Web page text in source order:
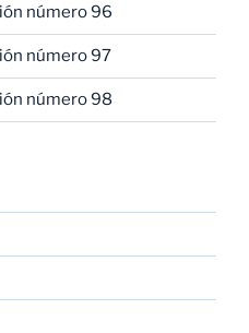
número 96
número 97
número 98